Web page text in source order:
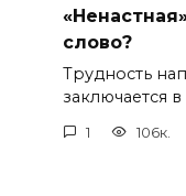
слово?
Трудность
заключается в
1 106к.